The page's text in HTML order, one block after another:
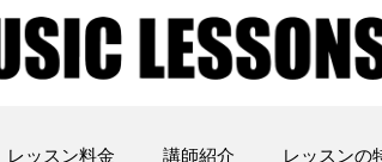
レッスン料金 講師紹介 レッスンの